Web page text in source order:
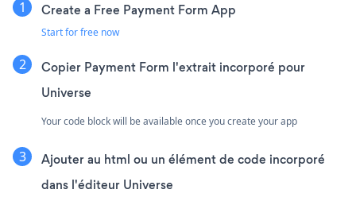
Create a Free Payment Form App
Start for free now
Copier Payment Form l'extrait incorporé pour
Universe
Your code block will be available once you create your app
Ajouter au html ou un élément de code incorporé
dans l'éditeur Universe